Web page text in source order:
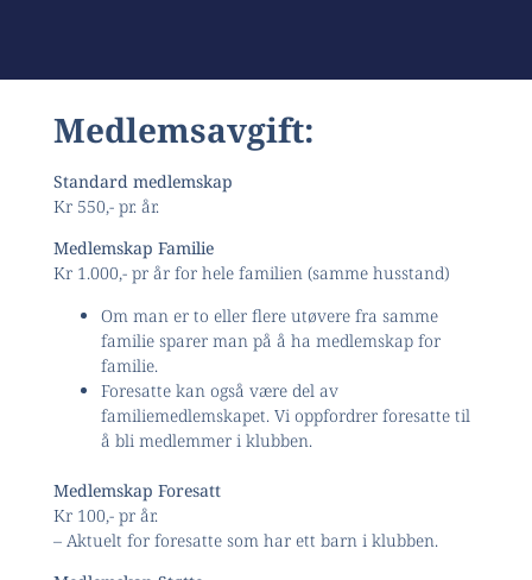
Medlemsavgift:
Standard medlemskap
Kr 550,- pr. år.
Medlemskap Familie
Kr 1.000,- pr år for hele familien (samme husstand)
Om man er to eller flere utøvere fra samme
familie sparer man på å ha medlemskap for
familie.
Foresatte kan også være del av
familiemedlemskapet. Vi oppfordrer foresatte til
å bli medlemmer i klubben.
Medlemskap Foresatt
Kr 100,- pr år.
– Aktuelt for foresatte som har ett barn i klubben.